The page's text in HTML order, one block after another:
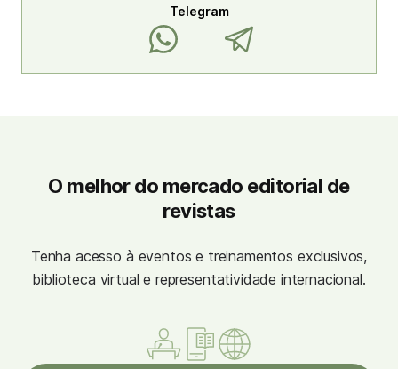
Telegram
O melhor do mercado editorial de
revistas
Tenha acesso à eventos e treinamentos exclusivos,
biblioteca virtual e representatividade internacional.